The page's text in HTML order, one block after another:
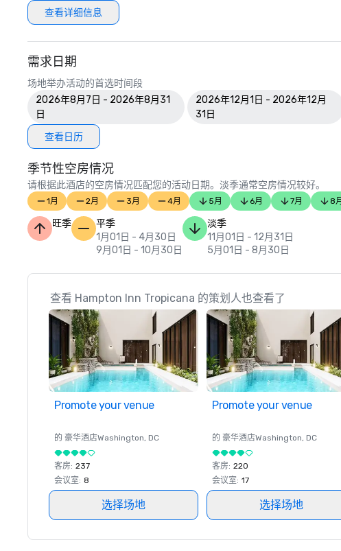
查看详细信息
需求日期
场地举办活动的首选时间段
2026年8月7日 - 2026年8月31
日
2026年12月1日 - 2026年12月
31日
查看日历
季节性空房情况
请根据此酒店的空房情况匹配您的活动日期。淡季通常空房情况较好。
1月 2月 3月 4月 5月 6月 7月 8月
旺季
平季
1月01日 - 4月30日
9月01日 - 10月30日
淡季
11月01日 - 12月31日
5月01日 - 8月30日
查看 Hampton Inn Tropicana 的策划人也查看了
Promote your venue
的 豪华酒店Washington, DC
客房: 237
会议室: 8
选择场地
Promote your venue
的 豪华酒店Washington, DC
客房: 220
会议室: 17
选择场地